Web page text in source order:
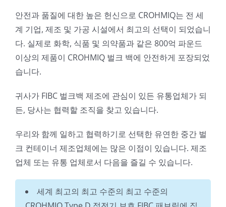
안전과 품질에 대한 높은 헌신으로 CROHMIQ는 전 세
계 기업, 제조 및 가공 시설에서 최고의 선택이 되었습니
다. 실제로 화학, 식품 및 의약품과 같은 800억 파운드
이상의 제품이 CROHMIQ 벌크 백에 안전하게 포장되었
습니다.
귀사가 FIBC 벌크백 제조에 관심이 있든 유통업체가 되
든, 당사는 협력할 조직을 찾고 있습니다.
우리와 함께 일하고 협력하기로 선택한 유연한 중간 벌
크 컨테이너 제조업체에는 많은 이점이 있습니다. 제조
업체 또는 유통 업체로서 다음을 즐길 수 있습니다.
세계 최고의 최고 수준의 최고 수준의